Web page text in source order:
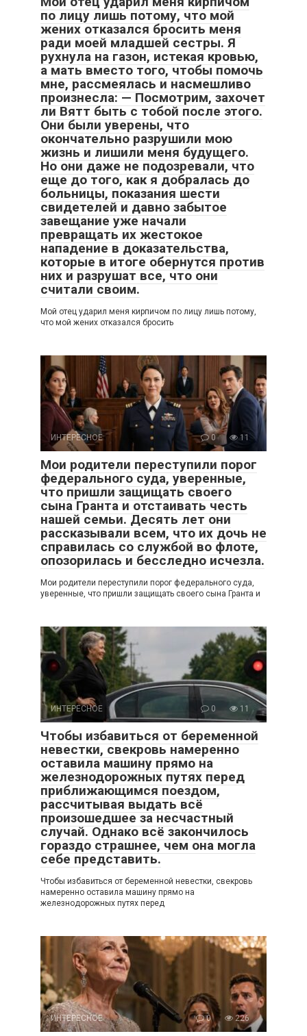
по лицу лишь потому, что мой
жених отказался бросить меня
ради моей младшей сестры. Я
рухнула на газон, истекая кровью,
а мать вместо того, чтобы помочь
мне, рассмеялась и насмешливо
произнесла: — Посмотрим, захочет
ли Вятт быть с тобой после этого.
Они были уверены, что
окончательно разрушили мою
жизнь и лишили меня будущего.
Но они даже не подозревали, что
еще до того, как я добралась до
больницы, показания шести
свидетелей и давно забытое
завещание уже начали
превращать их жестокое
нападение в доказательства,
которые в итоге обернутся против
них и разрушат все, что они
считали своим.
Мой отец ударил меня кирпичом по лицу лишь потому,
что мой жених отказался бросить
ИНТЕРЕСНОЕ 0 11
Мои родители переступили порог
федерального суда, уверенные,
что пришли защищать своего
сына Гранта и отстаивать честь
нашей семьи. Десять лет они
рассказывали всем, что их дочь не
справилась со службой во флоте,
опозорилась и бесследно исчезла.
Мои родители переступили порог федерального суда,
уверенные, что пришли защищать своего сына Гранта и
ИНТЕРЕСНОЕ 0 11
Чтобы избавиться от беременной
невестки, свекровь намеренно
оставила машину прямо на
железнодорожных путях перед
приближающимся поездом,
рассчитывая выдать всё
произошедшее за несчастный
случай. Однако всё закончилось
гораздо страшнее, чем она могла
себе представить.
Чтобы избавиться от беременной невестки, свекровь
намеренно оставила машину прямо на
железнодорожных путях перед
ИНТЕРЕСНОЕ 0 226